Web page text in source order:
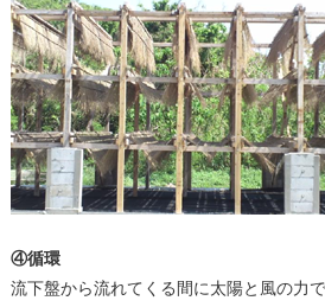
④循環
流下盤から流れてくる間に太陽と風の力